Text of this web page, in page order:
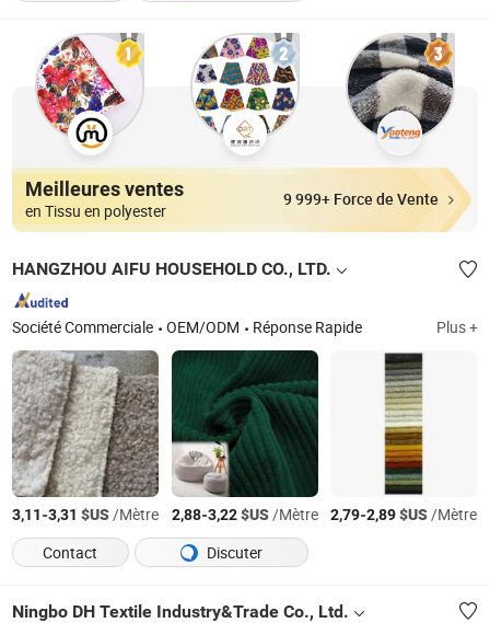
Meilleures ventes
en Tissu en polyester
9 999+ Force de Vente
HANGZHOU AIFU HOUSEHOLD CO., LTD.
Société Commerciale OEM/ODM Réponse Rapide Plus +
3,11-3,31 $US/Mètre 2,88-3,22$US/Mètre 2,79-2,89$US/Mètre
Contact
Discuter
Ningbo DH Textile Industry&Trade Co., Ltd.